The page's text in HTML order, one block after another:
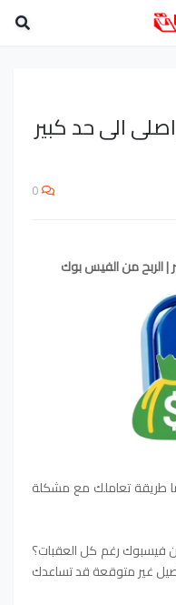
الى حد كبير
0
الربح من الفيس بوك
طريقة تعاملك مع مشكلة
فيسبوك رغم كل العقبات؟
غير متوقعة قد تساعدك